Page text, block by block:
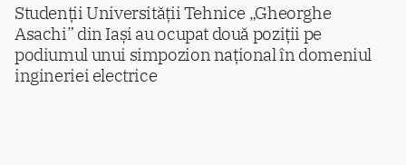
Studenții Universității Tehnice „Gheorghe
Asachi” din Iași au ocupat două poziții pe
podiumul unui simpozion național în domeniul
ingineriei electrice